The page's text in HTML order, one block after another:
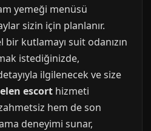
yemeği menüsü
sizin için planlanır.
kutlamayı suit odanızın
istediğinizde,
ilgilenecek ve size
escort hizmeti
hem de son
deneyimi sunar,